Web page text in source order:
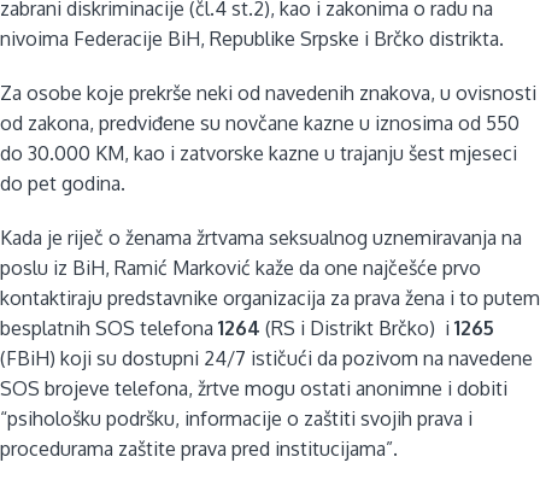
zabrani diskriminacije (čl.4 st.2), kao i zakonima o radu na
nivoima Federacije BiH, Republike Srpske i Brčko distrikta.
Za osobe koje prekrše neki od navedenih znakova, u ovisnosti
od zakona, predviđene su novčane kazne u iznosima od 550
do 30.000 KM, kao i zatvorske kazne u trajanju šest mjeseci
do pet godina.
Kada je riječ o ženama žrtvama seksualnog uznemiravanja na
poslu iz BiH, Ramić Marković kaže da one najčešće prvo
kontaktiraju predstavnike organizacija za prava žena i to putem
besplatnih SOS telefona 1264 (RS i Distrikt Brčko) i 1265
(FBiH) koji su dostupni 24/7 ističući da pozivom na navedene
SOS brojeve telefona, žrtve mogu ostati anonimne i dobiti
“psihološku podršku, informacije o zaštiti svojih prava i
procedurama zaštite prava pred institucijama”.